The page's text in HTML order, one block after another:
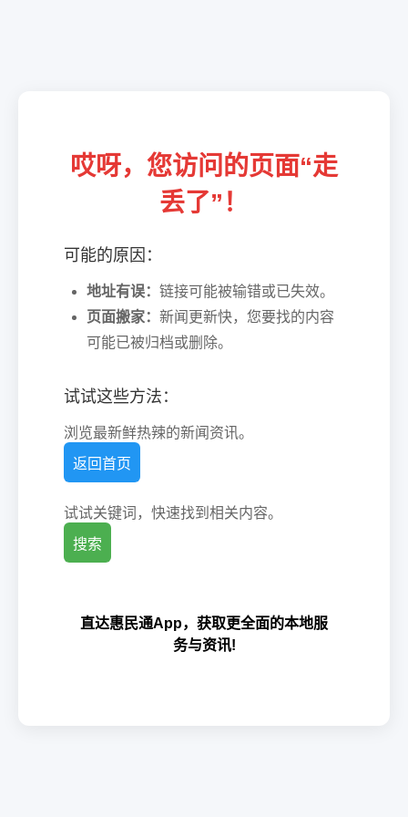
哎呀，您访问的页面“走
丢了”！
可能的原因：
地址有误： 链接可能被输错或已失效。
页面搬家： 新闻更新快，您要找的内容
可能已被归档或删除。
试试这些方法：
浏览最新鲜热辣的新闻资讯。
返回首页
试试关键词，快速找到相关内容。
搜索
直达惠民通App，获取更全面的本地服
务与资讯!